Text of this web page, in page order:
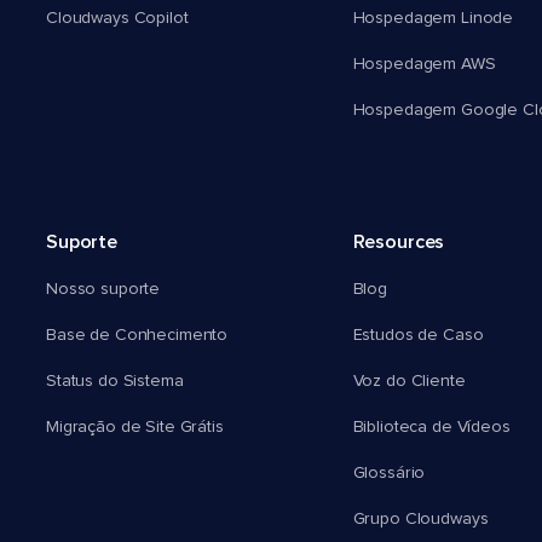
Cloudways Copilot Hospedagem Linode
Hospedagem AWS
Hospedagem Google
Suporte
Nosso suporte
Base de Conhecimento
Status do Sistema
Migração de Site Grátis
Resources
Blog
Estudos de Caso
Voz do Cliente
Biblioteca de Vídeos
Glossário
Grupo Cloudways